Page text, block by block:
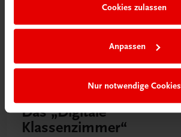
Cookies zulassen
Anpassen
Nur notwendige Cookies
Neu in der DigiBox
Das „Digitale
Klassenzimmer“